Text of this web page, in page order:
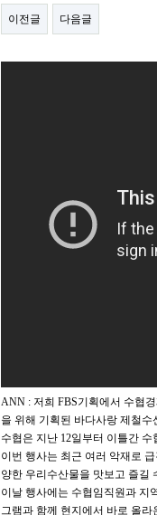
이전글 다음글
ANN : 저희 FBS기획에서 수협
을 위해 기획된 바다사랑 제철
수협은 지난 12일부터 이틀간
이번 행사는 최근 여러 악재로
양한 우리수산물을 맛보고 즐길
이날 행사에는 수협임직원과 지
그램과 함께 현지에서 바로 올